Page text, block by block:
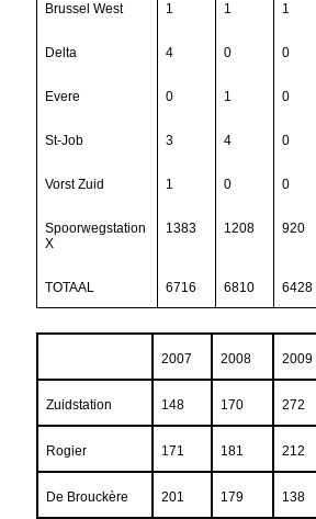
Brussel West 1 1 1
Delta 4 0 0
Evere 0 1 0
St-Job 3 4 0
Vorst Zuid 1 0 0
Spoorwegstation
X
1383 1208 920
TOTAAL 6716 6810 6428
2007 2008 2009
Zuidstation 148 170 272
Rogier 171 181 212
De Brouckère 201 179 138